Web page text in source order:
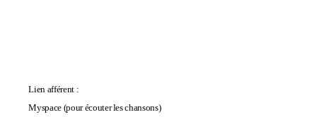
Lien afférent :
Myspace(pour écouter les chansons)